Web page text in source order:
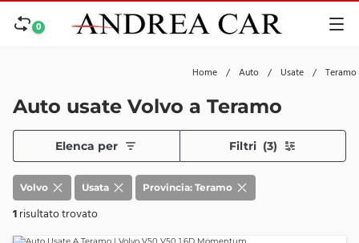
0
Home / Auto / Usate / Teramo
Auto usate Volvo a Teramo
Elenca per Filtri (3)
Volvo Usata Provincia: Teramo
1risultato trovato